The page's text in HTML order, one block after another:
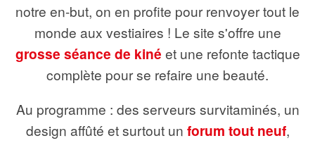
notre en-but, on en profite pour renvoyer tout le
monde aux vestiaires ! Le site s'offre une
grosse séance de kiné et une refonte tactique
complète pour se refaire une beauté.
Au programme : des serveurs survitaminés, un
design affûté et surtout un forum tout neuf,